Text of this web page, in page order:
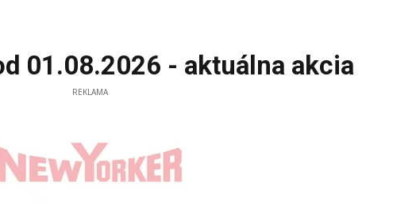
01.08.2026 - aktuálna akcia
REKLAMA